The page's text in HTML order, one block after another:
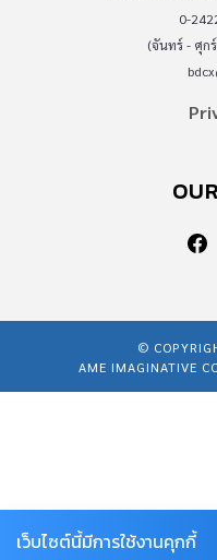
0-
(จันทร์ - ศุก
©
AME IMAGINATIVE
เว็บไซต์นี้มีการใช้งานคุกกี้